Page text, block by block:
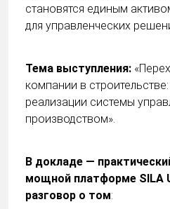
становятся единым
для управленческих
Тема выступления:
компании в
реализации системы
производством».
В докладе —
мощной платформе SILA
разговор о том: